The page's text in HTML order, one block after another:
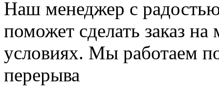
Наш менеджер с
поможет сделать заказ
условиях. Мы работаем
перерыва